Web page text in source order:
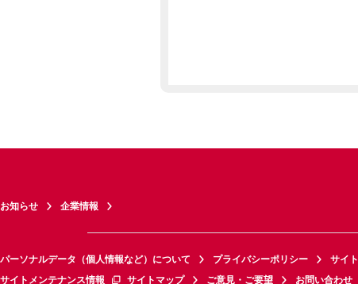
お知らせ 企業情報
パーソナルデータ（個人情報など）について プライバシーポリシー サイ
サイトメンテナンス情報
サイトマップ ご意見・ご要望 お問い合わせ